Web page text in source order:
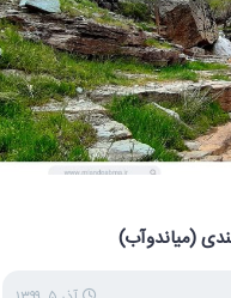
(میاندوآب)